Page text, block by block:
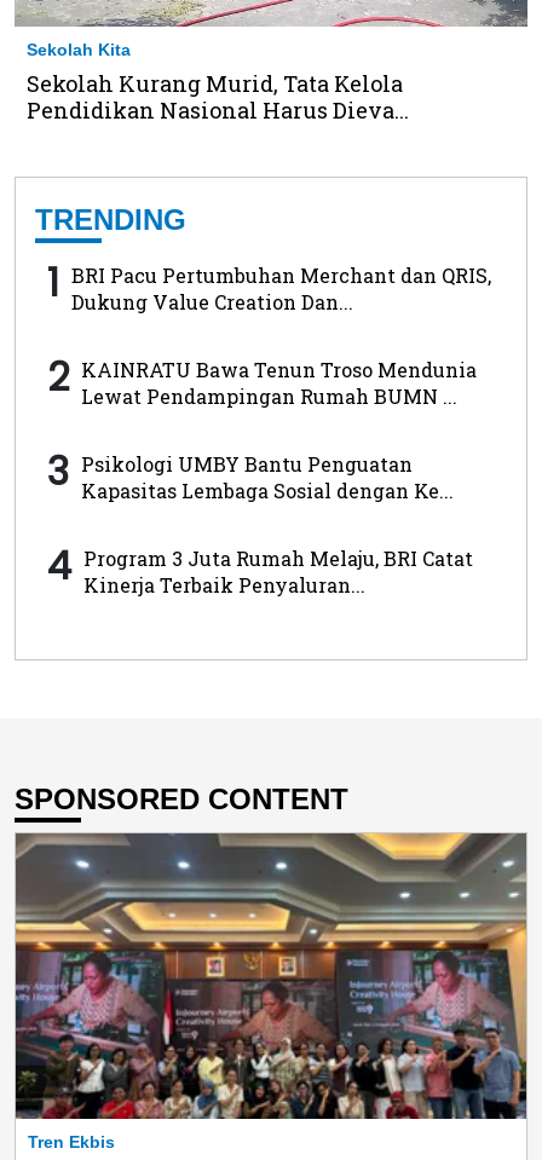
Sekolah Kita
Sekolah Kurang Murid, Tata Kelola
Pendidikan Nasional Harus Dieva...
TRENDING
1 BRI Pacu Pertumbuhan Merchant dan QRIS,
Dukung Value Creation Dan...
2 KAINRATU Bawa Tenun Troso Mendunia
Lewat Pendampingan Rumah BUMN ...
3 Psikologi UMBY Bantu Penguatan
Kapasitas Lembaga Sosial dengan Ke...
4 Program 3 Juta Rumah Melaju, BRI Catat
Kinerja Terbaik Penyaluran...
SPONSORED CONTENT
Tren Ekbis